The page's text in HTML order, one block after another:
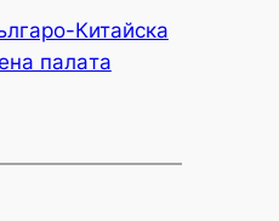
Китайска
палaта